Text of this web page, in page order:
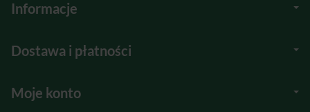
Informacje
Dostawa i płatności
Moje konto